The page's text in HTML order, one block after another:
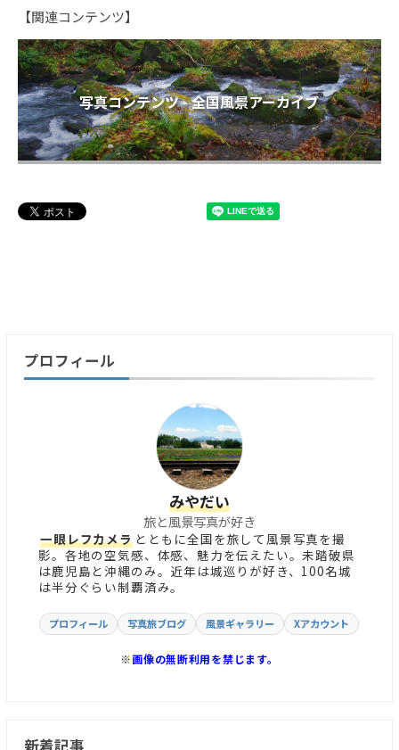
【関連コンテンツ】
写真コンテンツ - 全国風景アーカイブ
プロフィール
みやだい
旅と風景写真が好き
一眼レフカメラ とともに全国を旅して風景写真を撮
影。各地の空気感、体感、魅力を伝えたい。未踏破県
は鹿児島と沖縄のみ。近年は城巡りが好き、100名城
は半分ぐらい制覇済み。
プロフィール 写真旅ブログ 風景ギャラリー Xアカウント
※画像の無断利用を禁じます。
新着記事